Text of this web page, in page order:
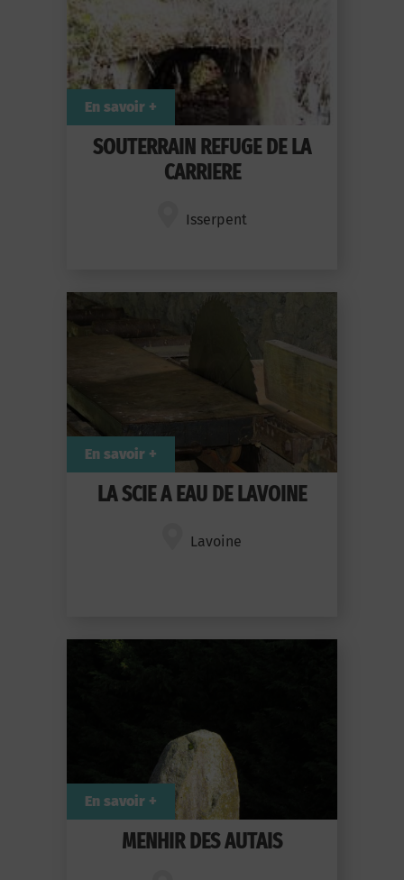
SOUTERRAIN REFUGE DE LA
CARRIERE
Isserpent
En savoir +
LA SCIE A EAU DE LAVOINE
Lavoine
En savoir +
MENHIR DES AUTAIS
En savoir +